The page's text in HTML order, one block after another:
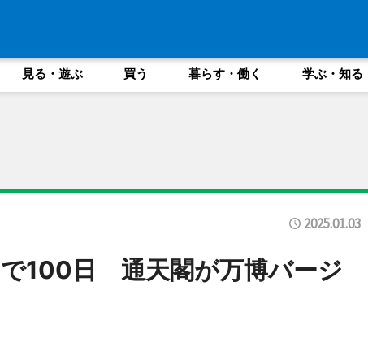
見る・遊ぶ 買う 暮らす・働く 学ぶ・知る
2025.01.03
で100日 通天閣が万博バージ